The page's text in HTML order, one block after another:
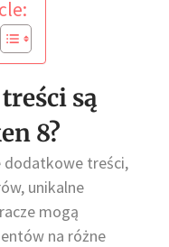
są
8?
dodatkowe treści,
unikalne
mogą
na różne